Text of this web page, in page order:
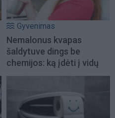
Gyvenimas
Nemalonus kvapas
šaldytuve dings be
chemijos: ką įdėti į vidų